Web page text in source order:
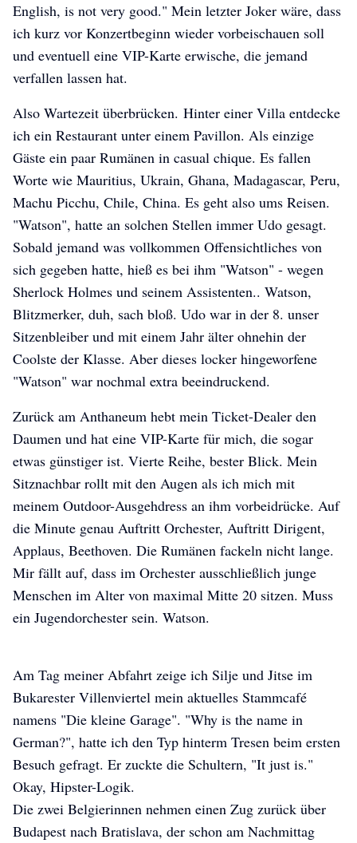
max-ein-hase-auf-weltreise
max-ein-hase-auf-weltreise
English, is not very good." Mein letzter Joker wäre, dass
ich kurz vor Konzertbeginn wieder vorbeischauen soll
und eventuell eine VIP-Karte erwische, die jemand
verfallen lassen hat.
Also Wartezeit überbrücken. Hinter einer Villa entdecke
ich ein Restaurant unter einem Pavillon. Als einzige
Gäste ein paar Rumänen in casual chique. Es fallen
Worte wie Mauritius, Ukrain, Ghana, Madagascar, Peru,
Machu Picchu, Chile, China. Es geht also ums Reisen.
"Watson", hatte an solchen Stellen immer Udo gesagt.
Sobald jemand was vollkommen Offensichtliches von
sich gegeben hatte, hieß es bei ihm "Watson" - wegen
Sherlock Holmes und seinem Assistenten.. Watson,
Blitzmerker, duh, sach bloß. Udo war in der 8. unser
Sitzenbleiber und mit einem Jahr älter ohnehin der
Coolste der Klasse. Aber dieses locker hingeworfene
"Watson" war nochmal extra beeindruckend.
Zurück am Anthaneum hebt mein Ticket-Dealer den
Daumen und hat eine VIP-Karte für mich, die sogar
etwas günstiger ist. Vierte Reihe, bester Blick. Mein
Sitznachbar rollt mit den Augen als ich mich mit
meinem Outdoor-Ausgehdress an ihm vorbeidrücke. Auf
die Minute genau Auftritt Orchester, Auftritt Dirigent,
Applaus, Beethoven. Die Rumänen fackeln nicht lange.
Mir fällt auf, dass im Orchester ausschließlich junge
Menschen im Alter von maximal Mitte 20 sitzen. Muss
ein Jugendorchester sein. Watson.
Am Tag meiner Abfahrt zeige ich Silje und Jitse im
Bukarester Villenviertel mein aktuelles Stammcafé
namens "Die kleine Garage". "Why is the name in
German?", hatte ich den Typ hinterm Tresen beim ersten
Besuch gefragt. Er zuckte die Schultern, "It just is."
Okay, Hipster-Logik.
Die zwei Belgierinnen nehmen einen Zug zurück über
Budapest nach Bratislava, der schon am Nachmittag
max-ein-hase-auf-weltreise